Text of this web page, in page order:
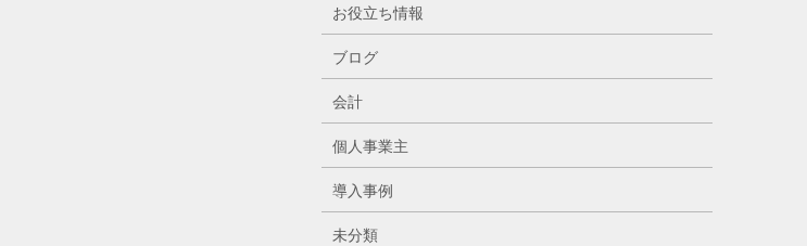
お役立ち情報
ブログ
会計
個人事業主
導入事例
未分類